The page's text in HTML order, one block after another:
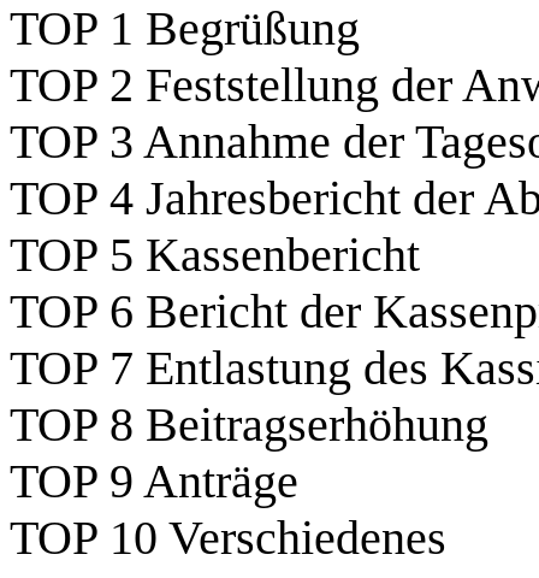
TOP 1 Begrüßung
TOP 2 Feststellung der
TOP 3 Annahme der
TOP 4 Jahresbericht der
TOP 5 Kassenbericht
TOP 6 Bericht der
TOP 7 Entlastung des
TOP 8 Beitragserhöhung
TOP 9 Anträge
TOP 10 Verschiedenes